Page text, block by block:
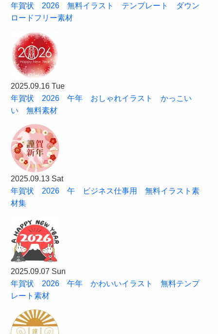
年賀状 2026 無料イラスト テンプレート ダウン
ロードフリー素材
2025.09.16 Tue
年賀状 2026 午年 おしゃれイラスト かっこい
い 無料素材
2025.09.13 Sat
年賀状 2026 午 ビジネス仕事用 無料イラスト素
材集
2025.09.07 Sun
年賀状 2026 午年 かわいいイラスト 無料テンプ
レート素材